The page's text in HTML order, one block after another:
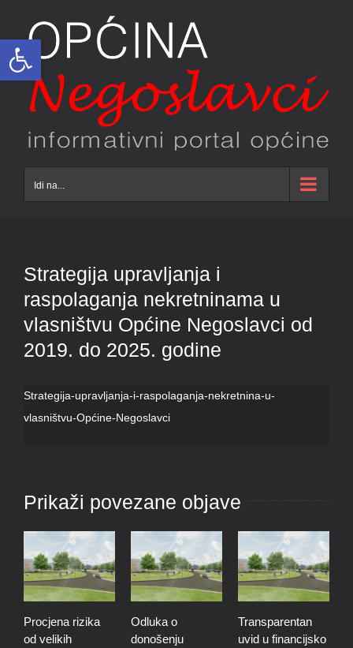
Open toolbar
content
Idi na...
Strategija upravljanja i
raspolaganja nekretninama u
vlasništvu Općine Negoslavci od
2019. do 2025. godine
Strategija-upravljanja-i-raspolaganja-nekretnina-u-
vlasništvu-Općine-Negoslavci
Prikaži povezane objave
Procjena rizika
od velikih
Odluka o
donošenju
Transparentan
uvid u financijsko